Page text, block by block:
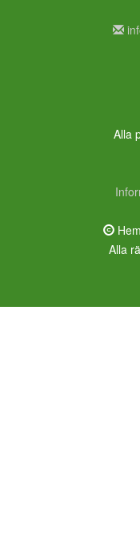
Alla
Alla